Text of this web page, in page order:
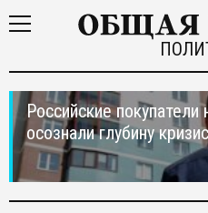
Российские
осознали глубину